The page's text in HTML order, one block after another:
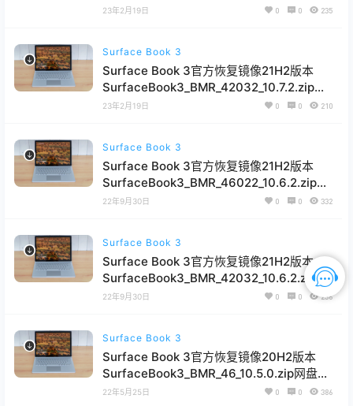
盘下载
23年2月19日 0 0 235
Surface Book 3
Surface Book 3官方恢复镜像21H2版本
SurfaceBook3_BMR_42032_10.7.2.zip网
盘下载
23年2月19日 0 0 210
Surface Book 3
Surface Book 3官方恢复镜像21H2版本
SurfaceBook3_BMR_46022_10.6.2.zip网
盘下载
22年9月30日 0 0 332
Surface Book 3
Surface Book 3官方恢复镜像21H2版本
SurfaceBook3_BMR_42032_10.6.2.zip网
盘下载
22年9月30日 0 0 236
Surface Book 3
Surface Book 3官方恢复镜像20H2版本
SurfaceBook3_BMR_46_10.5.0.zip网盘下
载
22年5月25日 0 0 386